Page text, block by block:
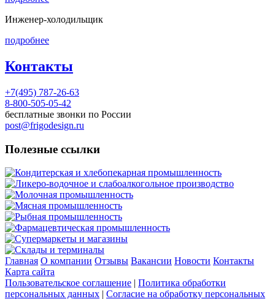
Инженер-холодильщик
подробнее
Контакты
+7(495) 787-26-63
8-800-505-05-42
бесплатные звонки по России
post@frigodesign.ru
Полезные ссылки
Кондитерская и хлебопекарная промышленность
Ликеро-водочное и слабоалкогольное производство
Молочная промышленность
Мясная промышленность
Рыбная промышленность
Фармацевтическая промышленность
Супермаркеты и магазины
Склады и терминалы
Главная О компании Отзывы Вакансии Новости Контакты
Карта сайта
Пользовательское соглашение | Политика обработки
персональных данных | Согласие на обработку персональных